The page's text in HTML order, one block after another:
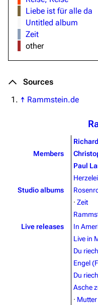
Liebe ist für alle da
Untitled album
Zeit
other
Sources
↑ Rammstein.de
Members
Paul
Studio albums
· Zeit
Live releases
In
Live in
Du
Engel
Du
Asche
· Mutter